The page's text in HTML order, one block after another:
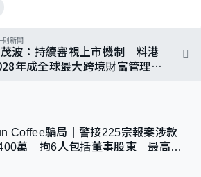
則新聞
波：持續審視上市機制 料港
年成全球最大跨境財富管理中
Coffee騙局｜警接225宗報案涉款
萬 拘6人包括董事股東 最高金